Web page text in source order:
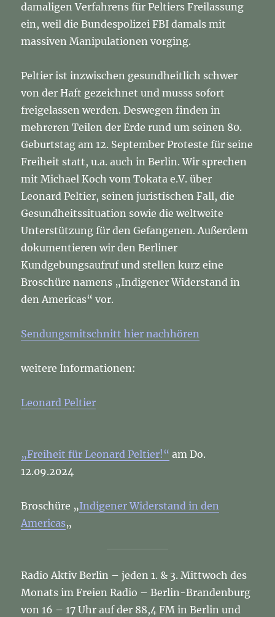
damaligen Verfahrens für Peltiers Freilassung
ein, weil die Bundespolizei FBI damals mit
massiven Manipulationen vorging.
Peltier ist inzwischen gesundheitlich schwer
von der Haft gezeichnet und musss sofort
freigelassen werden. Deswegen finden in
mehreren Teilen der Erde rund um seinen 80.
Geburtstag am 12. September Proteste für seine
Freiheit statt, u.a. auch in Berlin. Wir sprechen
mit Michael Koch vom Tokata e.V. über
Leonard Peltier, seinen juristischen Fall, die
Gesundheitssituation sowie die weltweite
Unterstützung für den Gefangenen. Außerdem
dokumentieren wir den Berliner
Kundgebungsaufruf und stellen kurz eine
Broschüre namens „Indigener Widerstand in
den Americas“ vor.
Sendungsmitschnitt hier nachhören
weitere Informationen:
Leonard Peltier
„Freiheit für Leonard Peltier!“ am Do.
12.09.2024
Broschüre „Indigener Widerstand in den
Americas„
Radio Aktiv Berlin – jeden 1. & 3. Mittwoch des
Monats im Freien Radio – Berlin-Brandenburg
von 16 – 17 Uhr auf der 88,4 FM in Berlin und